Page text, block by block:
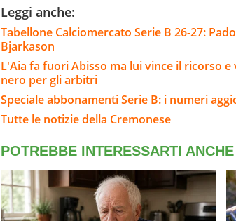
Leggi anche:
Tabellone Calciomercato Serie B 26-27:
Bjarkason
L'Aia fa fuori Abisso ma lui vince il ricorso
nero per gli arbitri
Speciale abbonamenti Serie B: i numeri
Tutte le notizie della Cremonese